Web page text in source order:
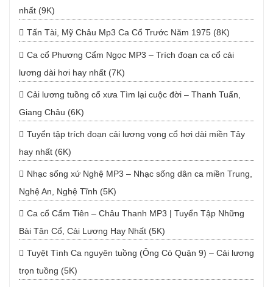
nhất (9K)
Tấn Tài, Mỹ Châu Mp3 Ca Cổ Trước Năm 1975 (8K)
Ca cổ Phương Cẩm Ngọc MP3 – Trích đoạn ca cổ cải
lương dài hơi hay nhất (7K)
Cải lương tuồng cổ xưa Tìm lại cuộc đời – Thanh Tuấn,
Giang Châu (6K)
Tuyển tập trích đoạn cải lương vọng cổ hơi dài miền Tây
hay nhất (6K)
Nhạc sống xứ Nghệ MP3 – Nhạc sống dân ca miền Trung,
Nghệ An, Nghệ Tĩnh (5K)
Ca cổ Cẩm Tiên – Châu Thanh MP3 | Tuyển Tập Những
Bài Tân Cổ, Cải Lương Hay Nhất (5K)
Tuyệt Tình Ca nguyên tuồng (Ông Cò Quận 9) – Cải lương
trọn tuồng (5K)